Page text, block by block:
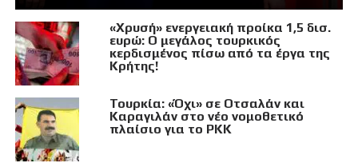
«Χρυσή» ενεργειακή προίκα 1,5 δισ.
ευρώ: Ο μεγάλος τουρκικός
κερδισμένος πίσω από τα έργα της
Κρήτης!
Τουρκία: «Όχι» σε Οτσαλάν και
Καραγιλάν στο νέο νομοθετικό
πλαίσιο για το PKK